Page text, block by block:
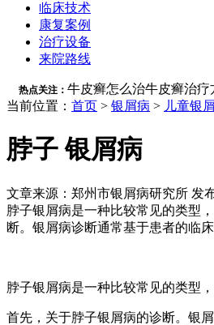
临床技术
康复案例
治疗设备
来院路线
热点关注： 牛皮癣怎么治牛皮癣治疗
当前位置： 首页 > 银屑病 > 儿童银
脖子 银屑病
文章来源：郑州市银屑病研究所 发
脖子银屑病是一种比较常见的类型
断。银屑病诊断通常基于患者的临
脖子银屑病是一种比较常见的类型
首先，关于脖子银屑病的诊断。银